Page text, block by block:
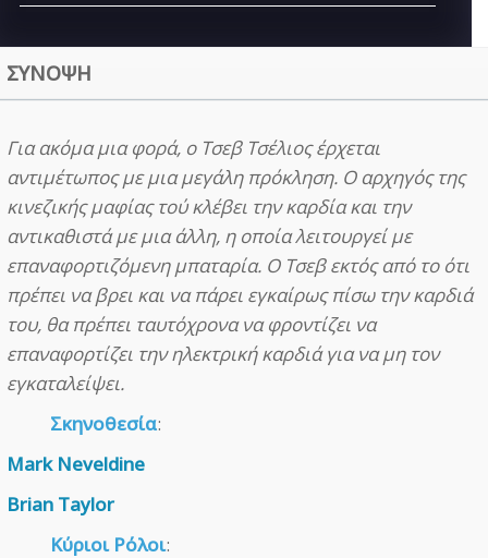
ΣΥΝΟΨΗ
Για ακόμα μια φορά, ο Τσεβ Τσέλιος έρχεται
αντιμέτωπος με μια μεγάλη πρόκληση. Ο αρχηγός της
κινεζικής μαφίας τού κλέβει την καρδία και την
αντικαθιστά με μια άλλη, η οποία λειτουργεί με
επαναφορτιζόμενη μπαταρία. Ο Τσεβ εκτός από το ότι
πρέπει να βρει και να πάρει εγκαίρως πίσω την καρδιά
του, θα πρέπει ταυτόχρονα να φροντίζει να
επαναφορτίζει την ηλεκτρική καρδιά για να μη τον
εγκαταλείψει.
Σκηνοθεσία:
Mark Neveldine
Brian Taylor
Κύριοι Ρόλοι: